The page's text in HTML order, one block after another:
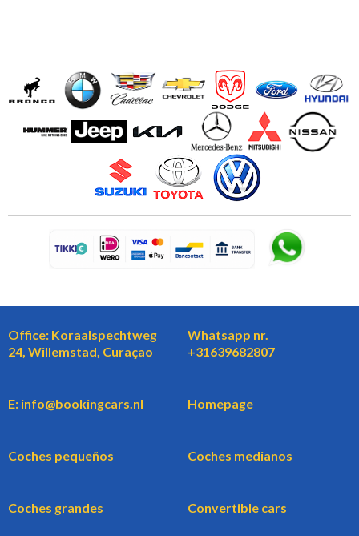
Office: Koraalspechtweg
24, Willemstad, Curaçao
Whatsapp nr.
+31639682807
E: info@bookingcars.nl Homepage
Coches pequeños Coches medianos
Coches grandes Convertible cars